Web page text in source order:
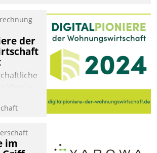
der
zu
des
im